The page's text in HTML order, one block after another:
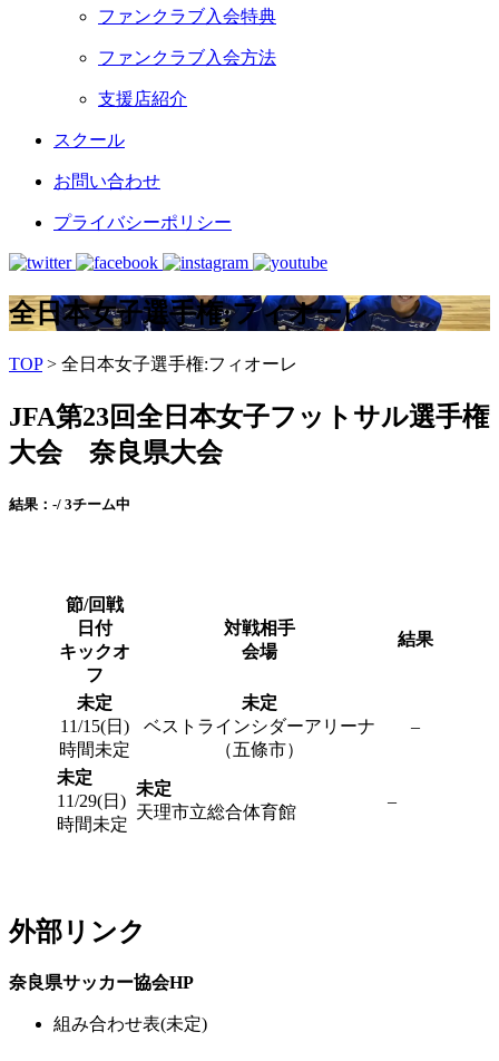
ファンクラブ入会特典
ファンクラブ入会方法
支援店紹介
スクール
お問い合わせ
プライバシーポリシー
全日本女子選手権:フィオーレ
TOP> 全日本女子選手権:フィオーレ
JFA第23回全日本女子フットサル選手権
大会 奈良県大会
結果：-/ 3チーム中
節/回戦
日付
キックオ
フ
対戦相手
会場
結果
未定
11/15(日)
時間未定
未定
ベストラインシダーアリーナ
（五條市）
–
未定
11/29(日)
時間未定
未定
天理市立総合体育館
–
外部リンク
奈良県サッカー協会HP
組み合わせ表(未定)